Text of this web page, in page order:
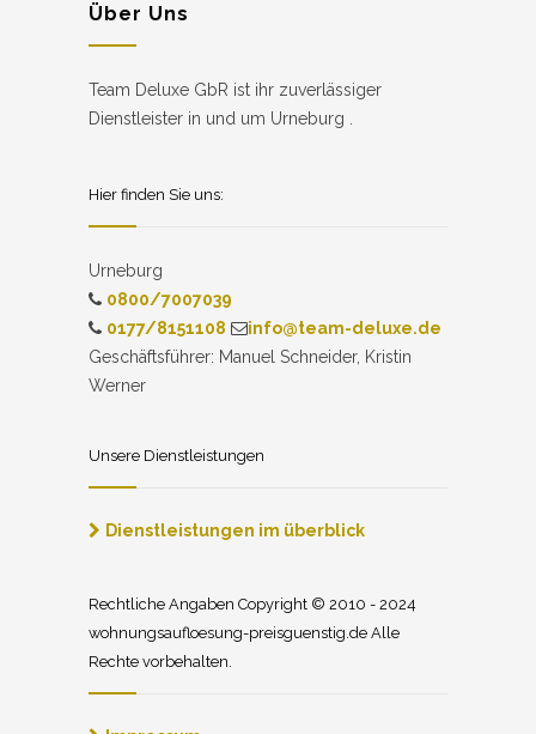
Über Uns
Team Deluxe GbR ist ihr zuverlässiger
Dienstleister in und um Urneburg .
Hier finden Sie uns:
Urneburg
0800/7007039
0177/8151108
info@team-deluxe.de
Geschäftsführer: Manuel Schneider, Kristin
Werner
Unsere Dienstleistungen
Dienstleistungen im überblick
Rechtliche Angaben Copyright © 2010 - 2024
wohnungsaufloesung-preisguenstig.de Alle
Rechte vorbehalten.